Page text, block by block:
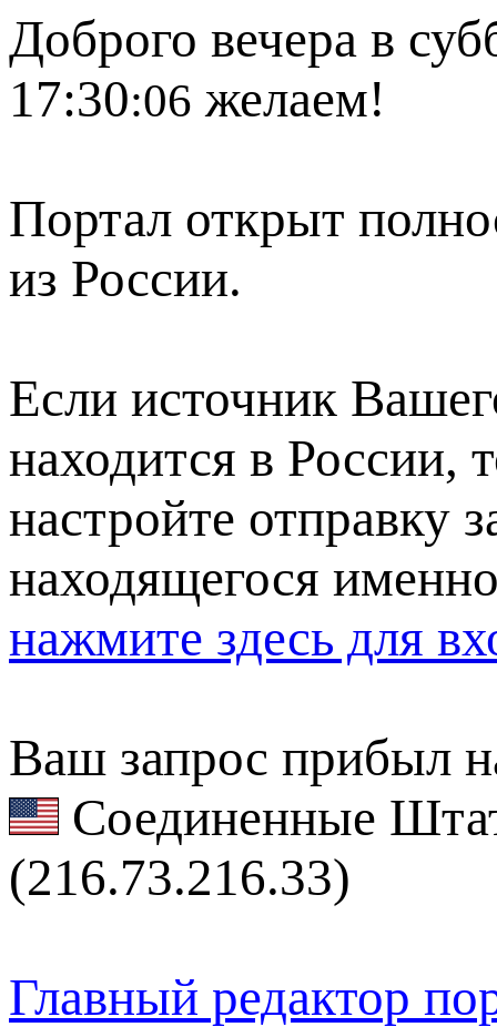
Доброго вечера в
17:30:06 желаем!
Портал открыт
из России.
Если источник
находится в России,
настройте отправку
находящегося
нажмите здесь для
Ваш запрос прибыл
Соединенные
(216.73.216.33)
Главный редактор